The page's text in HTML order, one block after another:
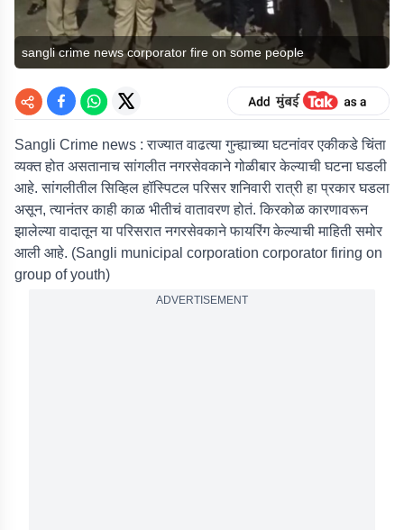
sangli crime news corporator fire on some people
Sangli Crime news : राज्यात वाढत्या गुन्ह्याच्या घटनांवर एकीकडे चिंता
व्यक्त होत असतानाच सांगलीत नगरसेवकाने गोळीबार केल्याची घटना घडली
आहे. सांगलीतील सिव्हिल हॉस्पिटल परिसर शनिवारी रात्री हा प्रकार घडला
असून, त्यानंतर काही काळ भीतीचं वातावरण होतं. किरकोळ कारणावरून
झालेल्या वादातून या परिसरात नगरसेवकाने फायरिंग केल्याची माहिती समोर
आली आहे. (Sangli municipal corporation corporator firing on
group of youth)
ADVERTISEMENT